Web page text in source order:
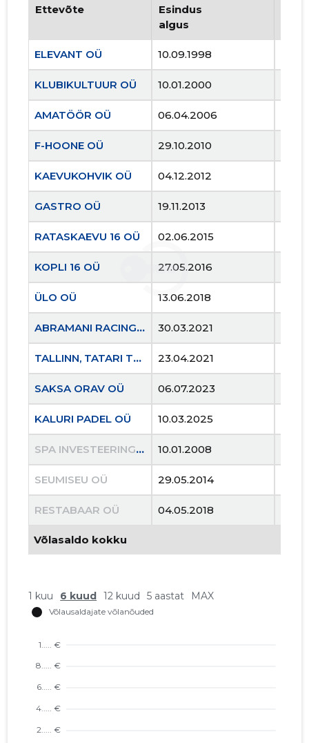
Ettevõte
Esindus
algus
ELEVANT OÜ 10.09.1998
KLUBIKULTUUR OÜ 10.01.2000
AMATÖÖR OÜ 06.04.2006
F-HOONE OÜ 29.10.2010
KAEVUKOHVIK OÜ 04.12.2012
GASTRO OÜ 19.11.2013
RATASKAEVU 16 OÜ 02.06.2015
KOPLI 16 OÜ 27.05.2016
ÜLO OÜ 13.06.2018
ABRAMANI RACING OÜ 30.03.2021
TALLINN, TATARI TN 21B KORTERIÜHISTU 23.04.2021
SAKSA ORAV OÜ 06.07.2023
KALURI PADEL OÜ 10.03.2025
SPA INVESTEERINGUD OÜ 10.01.2008
SEUMISEU OÜ 29.05.2014
RESTABAAR OÜ 04.05.2018
Võlasaldo kokku
1 kuu 6 kuud 12 kuud 5 aastat MAX